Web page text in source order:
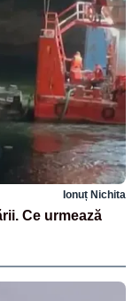
Ionuț Nichita
Ce urmează